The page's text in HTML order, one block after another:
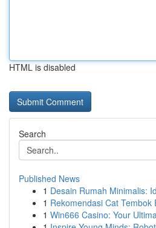
HTML is disabled
Search
Published News
1 Desain Rumah Minimalis:
1 Rekomendasi Cat Tembok
1 Win666 Casino: Your